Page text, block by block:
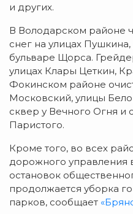
и других.
В Володарском районе
снег на улицах
бульваре Щорса.
улицах Клары Цеткин,
Фокинском районе
Московский, улицы
сквер у Вечного Огня и
Паристого.
Кроме того, во всех
дорожного управления
остановок
продолжается уборка
парков, сообщает